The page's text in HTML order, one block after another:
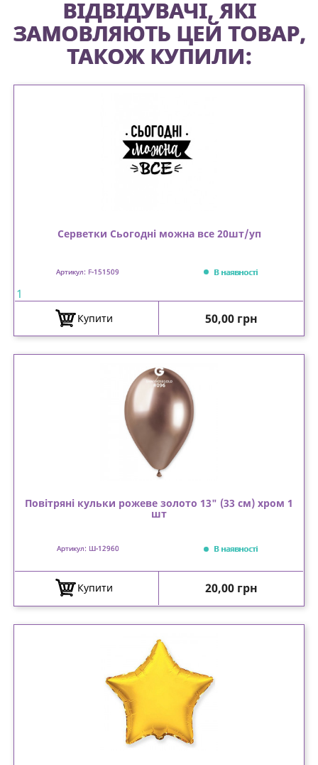
ВІДВІДУВАЧІ, ЯКІ
ЗАМОВЛЯЮТЬ ЦЕЙ ТОВАР,
ТАКОЖ КУПИЛИ:
Серветки Сьогодні можна все 20шт/уп
Артикул: F-151509 В наявності
1
Купити Ціна
50,00 грн
Повітряні кульки рожеве золото 13" (33 см) хром 1
шт
Артикул: Ш-12960 В наявності
Купити Ціна
20,00 грн